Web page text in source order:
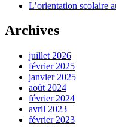
L’orientation scolaire
Archives
juillet 2026
février 2025
janvier 2025
août 2024
février 2024
avril 2023
février 2023